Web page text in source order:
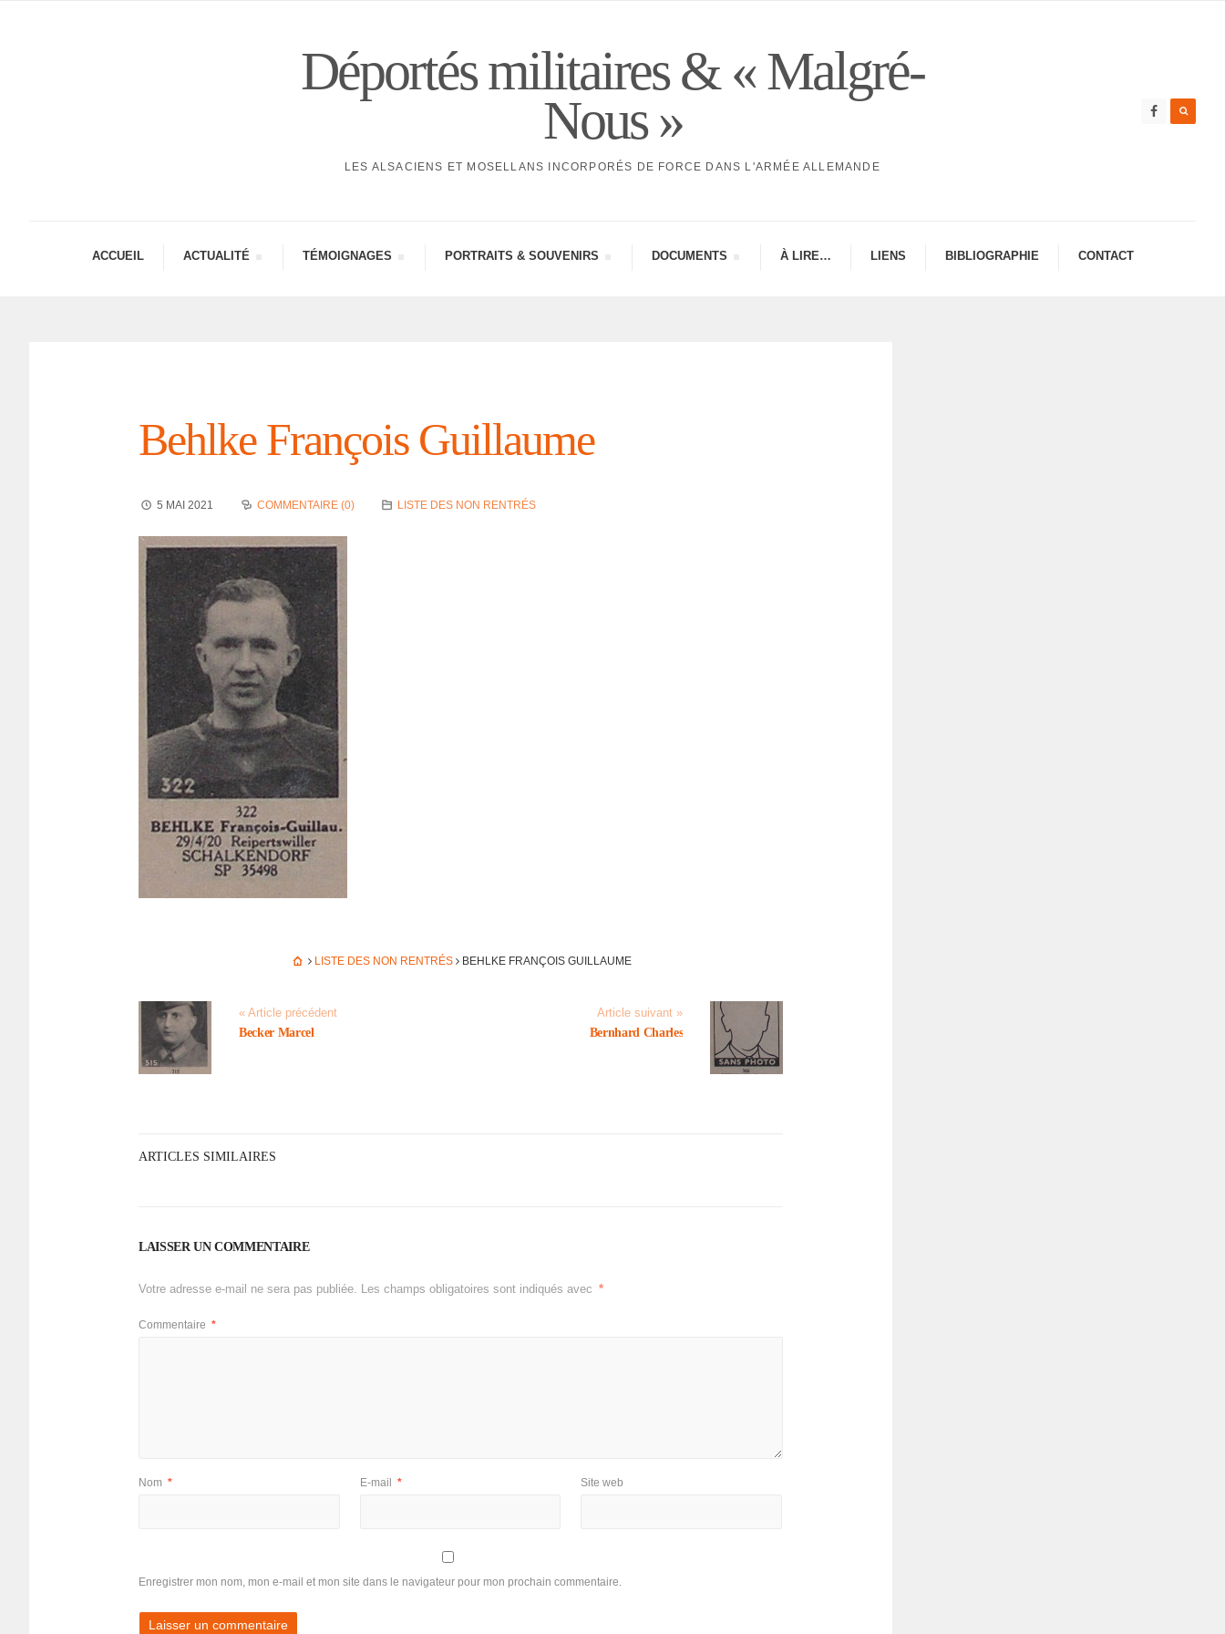
Déportés militaires & « Malgré-
Nous »
LES ALSACIENS ET MOSELLANS INCORPORÉS DE FORCE DANS L'ARMÉE ALLEMANDE
ACCUEIL ACTUA­LITÉ TÉMOI­GNAGES PORTRAITS & SOUVE­NIRS DOCU­MENTS À LIRE… LIENS BIBLIO­GRA­PHIE CONTAC­­T
Behlke François Guillaume
5 MAI 2021 COMMENTAIRE (0) LISTE DES NON RENTRÉS
LISTE DES NON RENTRÉS BEHLKE FRANÇOIS GUILLAUME
« Article précédent
Becker Marcel
Article suivant »
Bern­hard Charles
ARTICLES SIMILAIRES
LAISSER UN COMMENTAIRE
Votre adresse e-mail ne sera pas publiée. Les champs obligatoires sont indiqués avec *
Commentaire *
Nom * E-mail * Site web
Enregistrer mon nom, mon e-mail et mon site dans le navigateur pour mon prochain commentaire.